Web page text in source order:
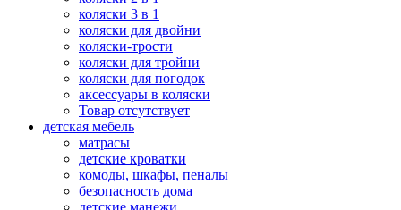
коляски 3 в 1
коляски для двойни
коляски-трости
коляски для тройни
коляски для погодок
аксессуары в коляски
Товар отсутствует
детская мебель
матрасы
детские кроватки
комоды, шкафы, пеналы
безопасность дома
детские манежи